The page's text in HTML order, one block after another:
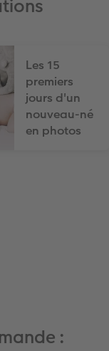
Les 15
premiers
jours d'un
nouveau-né
en photos
: